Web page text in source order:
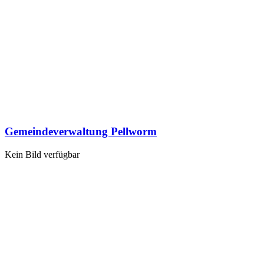
Gemeindeverwaltung Pellworm
Kein Bild verfügbar